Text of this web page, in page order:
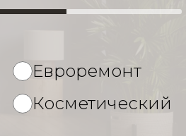
Евроремонт
Косметический